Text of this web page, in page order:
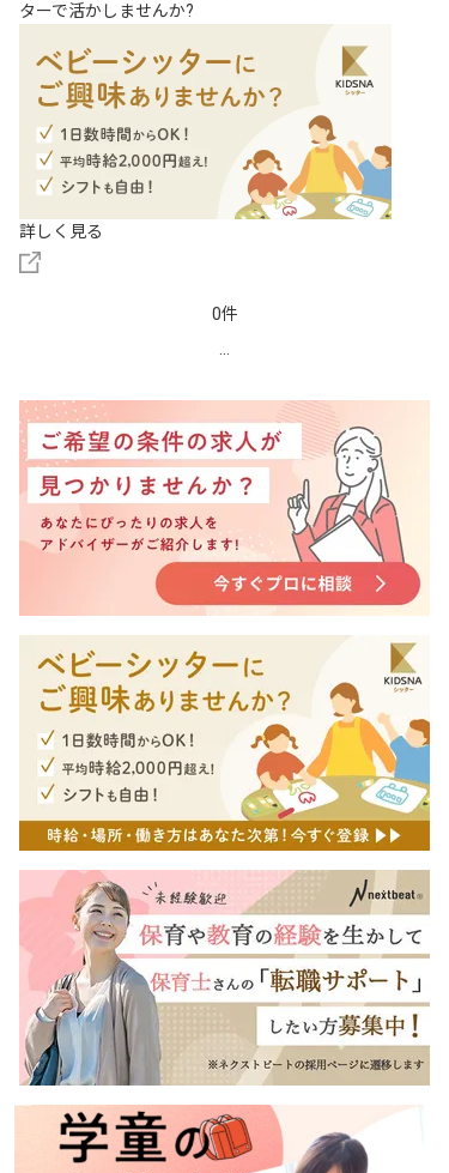
ターで活かしませんか?
詳しく見る
0件